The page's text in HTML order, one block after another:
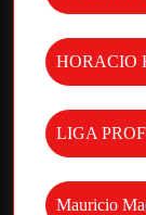
HORACIO
LIGA
Mauricio